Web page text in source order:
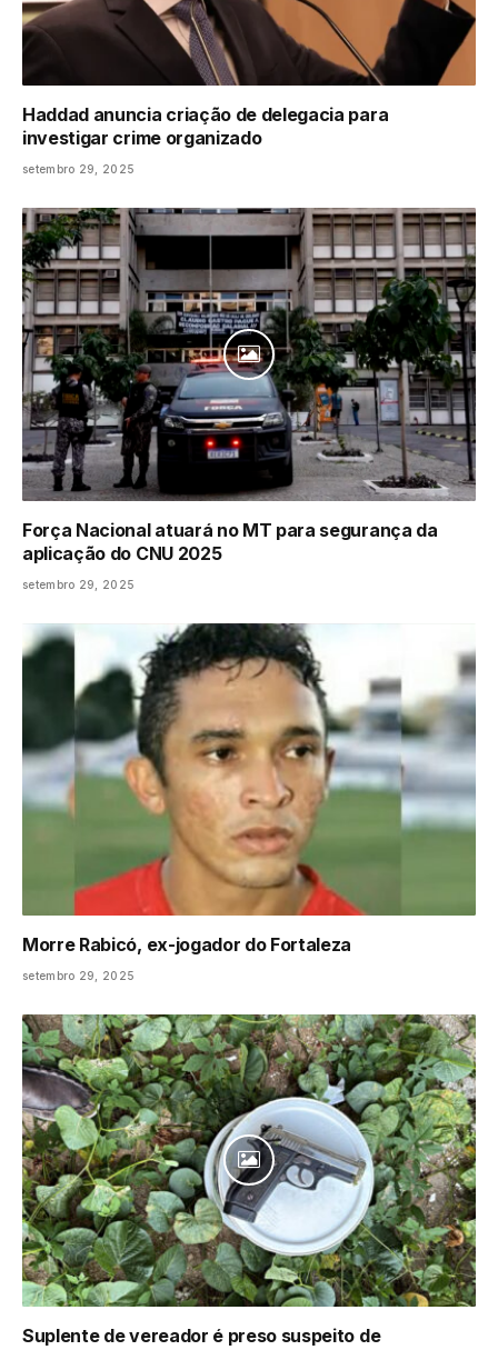
Haddad anuncia criação de delegacia para
investigar crime organizado
setembro 29, 2025
Força Nacional atuará no MT para segurança da
aplicação do CNU 2025
setembro 29, 2025
Morre Rabicó, ex-jogador do Fortaleza
setembro 29, 2025
Suplente de vereador é preso suspeito de